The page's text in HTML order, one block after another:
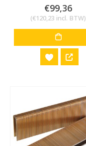
0out of 5
€99,36
(€120,23 incl. BTW)